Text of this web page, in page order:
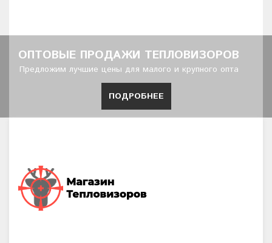
ОПТОВЫЕ ПРОДАЖИ ТЕПЛОВИЗОРОВ
Предложим лучшие цены для малого и крупного опта
ПОДРОБНЕЕ